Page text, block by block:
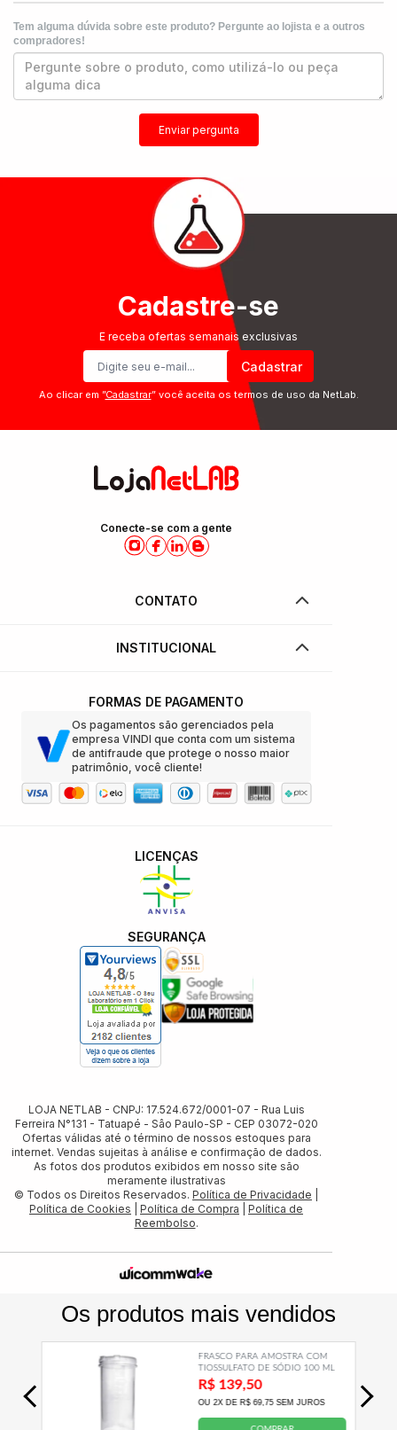
Tem alguma dúvida sobre este produto? Pergunte ao lojista e a outros
compradores!
Enviar pergunta
Cadastre-se
E receba ofertas semanais exclusivas
Cadastrar
Ao clicar em ”Cadastrar” você aceita os termos de uso da NetLab.
Conecte-se com a gente
CONTATO
INSTITUCIONAL
FORMAS DE PAGAMENTO
Os pagamentos são gerenciados pela
empresa VINDI que conta com um sistema
de antifraude que protege o nosso maior
patrimônio, você cliente!
SEGURANÇA
LICENÇAS
LOJA NETLAB - CNPJ: 17.524.672/0001-07 - Rua Luis
Ferreira N°131 - Tatuapé - Sâo Paulo-SP - CEP 03072-020
Ofertas válidas até o término de nossos estoques para
internet. Vendas sujeitas à análise e confirmação de dados.
As fotos dos produtos exibidos em nosso site são
meramente ilustrativas
© Todos os Direitos Reservados. Política de Privacidade
Política de Cookies
Política de Compra
Política de
Reembolso.